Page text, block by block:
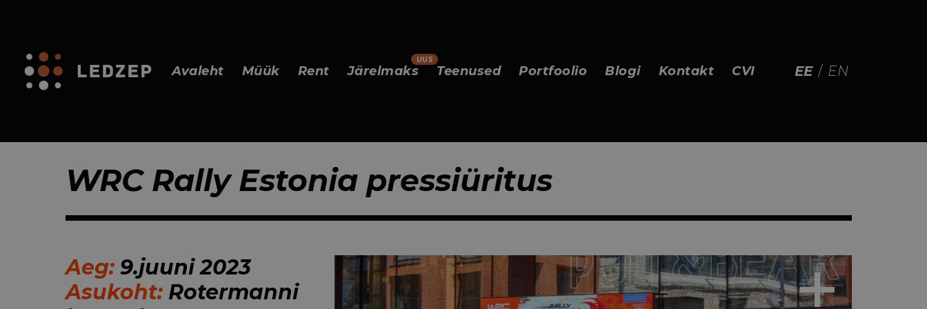
Avaleht Müük Rent Järelmaks Teenused Portfoolio Blogi Kontakt CVI EE / EN
WRC Rally Estonia pressiüritus
Aeg:9.juuni 2023
Asukoht:Rotermanni